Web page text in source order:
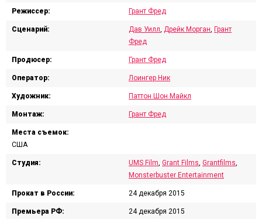
Режиссер: Грант Фред
Сценарий: Дав Уилл, Дрейк Морган, Грант
Фред
Продюсер: Грант Фред
Оператор: Лоингер Ник
Художник: Паттон Шон Майкл
Монтаж: Грант Фред
Места съемок:
США
Студия: UMS Film, Grant Films, Grantfilms,
Monsterbuster Entertainment
Прокат в России: 24 декабря 2015
Премьера РФ: 24 декабря 2015